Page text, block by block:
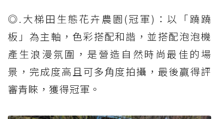
◎.大梯田生態花卉農園(冠軍)：以「蹺蹺
板」為主軸，色彩搭配和諧，並搭配泡泡機
產生浪漫氛圍，是營造自然時尚最佳的場
景，完成度高且可多角度拍攝，最後贏得評
審青睞，獲得冠軍。